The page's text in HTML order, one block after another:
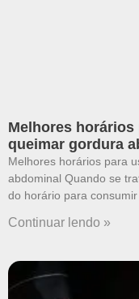
Melhores
queimar gordura
Melhores horários para
abdominal Quando se
do horário para
Continuar lendo »